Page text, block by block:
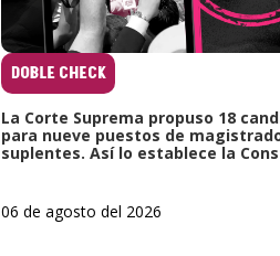
DOBLE CHECK
La Corte Suprema propuso 18
para nueve puestos de
suplentes. Así lo establece la
06 de agosto del 2026